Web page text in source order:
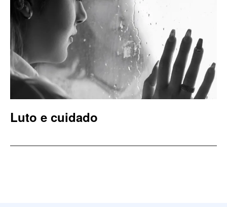
Luto e cuidado